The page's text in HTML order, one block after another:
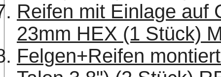
Reifen mit Einlage auf
23mm HEX (1 Stück)
Felgen+Reifen